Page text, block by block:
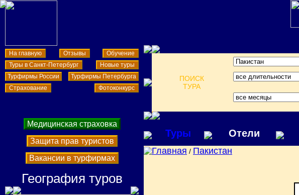
На главную Отзывы
Обучение
Туры в Санкт-Петербург
Новые туры
Турфирмы России
Турфирмы Петербурга
Страхование
Фотоконкурс
ПОИСК
ТУРА
Медицинская страховка
Защита прав туристов
Вакансии в турфирмах
География туров
Туры Отели
Главная / Пакистан